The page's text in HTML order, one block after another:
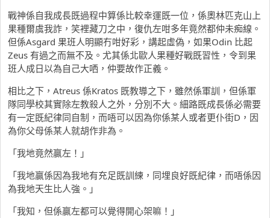
戰神係自我成長既過程中算係比較幸運既一位，係奧林匹克山上
果種爾虞我詐，笑裡藏刀之中，復仇左咁多年竟然都仲未痴線。
但係Asgard 果班人明顯冇咁好彩，講起虛偽，如果Odin 比起
Zeus 有過之而無不及。尤其係北歐人果種好戰既習性，令到果
班人成日以為自己大哂，仲要故作正義。
相比之下，Atreus 係Kratos 既教導之下，雖然係軍訓，但係軍
隊同學校其實除左教殺人之外，分別不大。細路既成長係必需要
有一定既紀律同自制，而唔可以因為你係某人或者更仆街D，因
為你父母係某人就胡作非為。
「我地竟然贏左！」
「我地贏係因為我地有充足既訓練，同埋良好既紀律，而唔係因
為我地天生比人強。」
「我知，但係贏左都可以覺得開心架嘛！」